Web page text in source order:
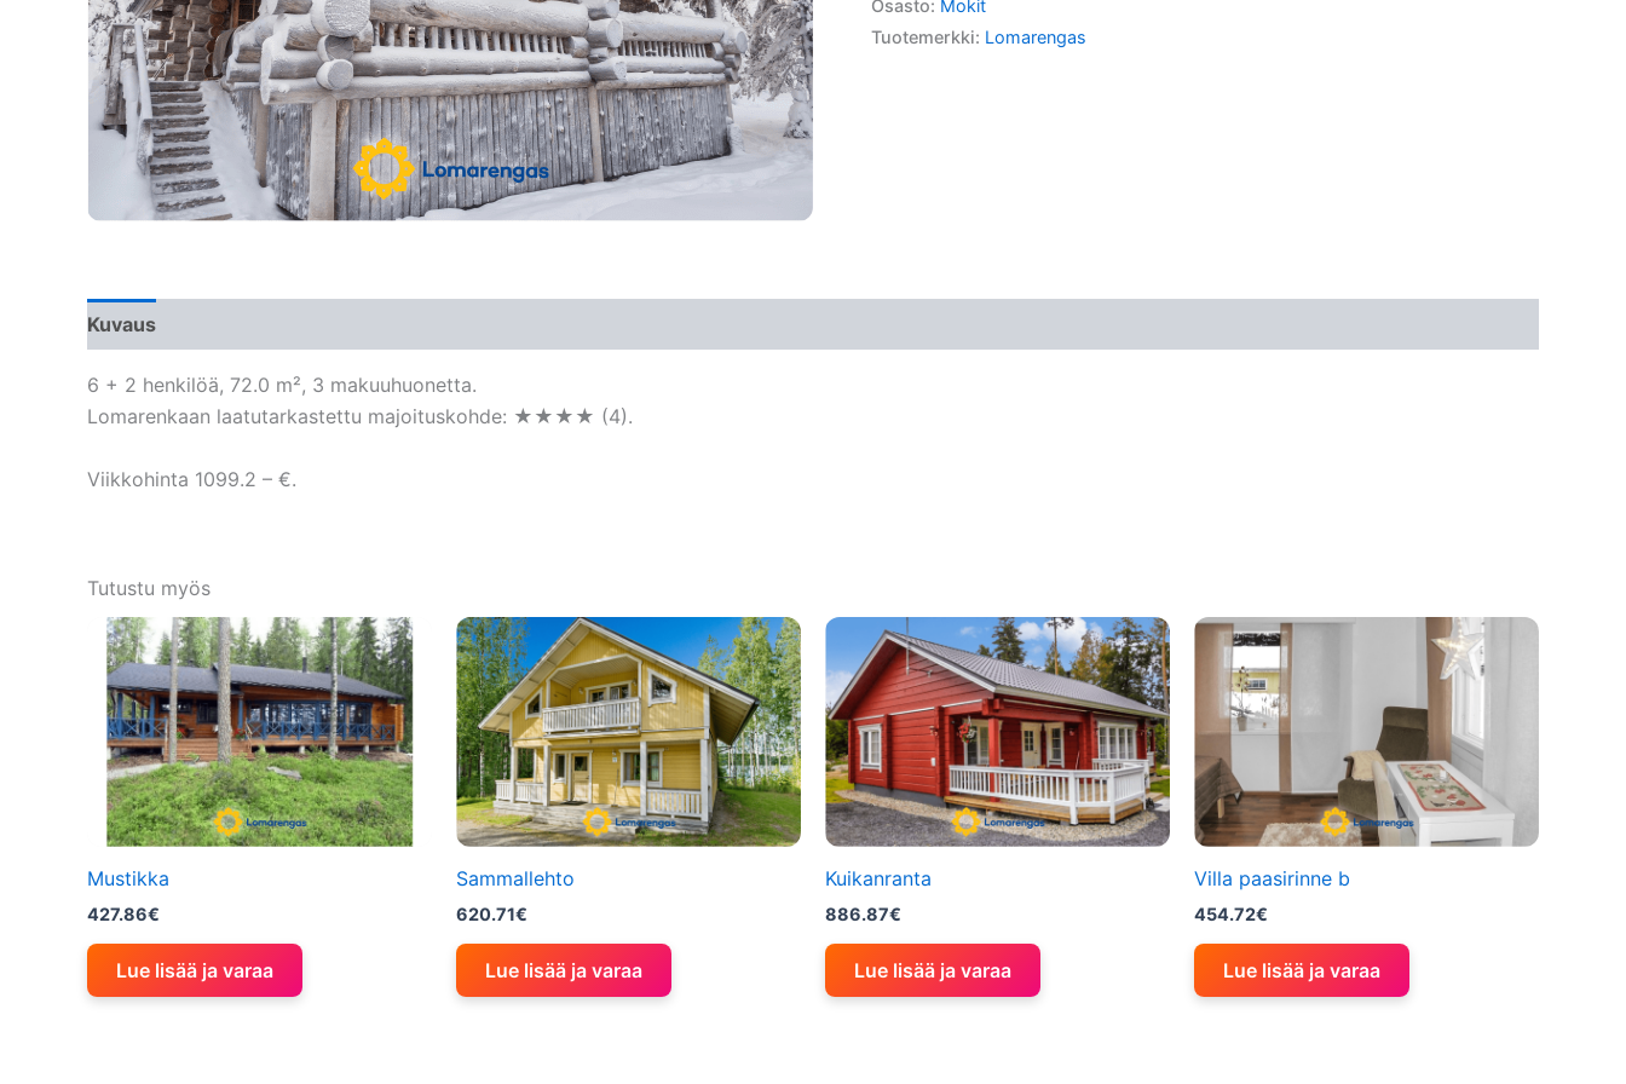
Osasto: Mokit
Tuotemerkki: Lomarengas
Kuvaus
6 + 2 henkilöä, 72.0 m², 3 makuuhuonetta.
Lomarenkaan laatutarkastettu majoituskohde: ★★★★ (4).
Viikkohinta 1099.2 – €.
Tutustu myös
Mustikka
427.86€
Lue lisää ja varaa
Sammallehto
620.71€
Lue lisää ja varaa
Kuikanranta
886.87€
Lue lisää ja varaa
Villa paasirinne b
454.72€
Lue lisää ja varaa